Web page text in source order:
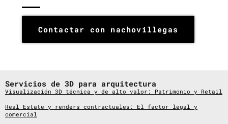
Contactar con nachovillegas
Servicios de 3D para arquitectura
Visualización 3D técnica y de alto valor: Patrimonio y Retail
Real Estate y renders contractuales: El factor legal y
comercial